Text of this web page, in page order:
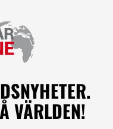
VÄRLDEN!